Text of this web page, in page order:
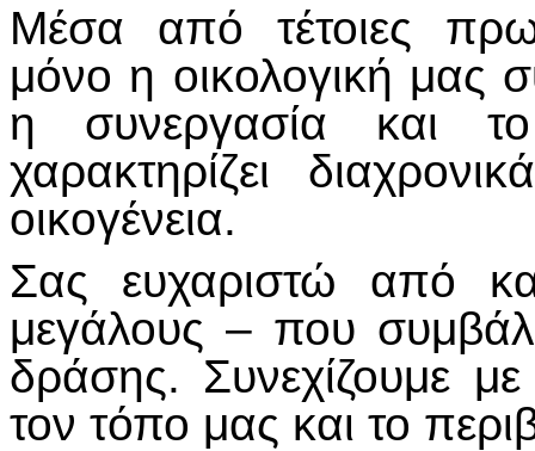
Μέσα από τέτοιες
μόνο η οικολογική μας
η συνεργασία και
χαρακτηρίζει
οικογένεια.
Σας ευχαριστώ από
μεγάλους – που
δράσης. Συνεχίζουμε
τον τόπο μας και το